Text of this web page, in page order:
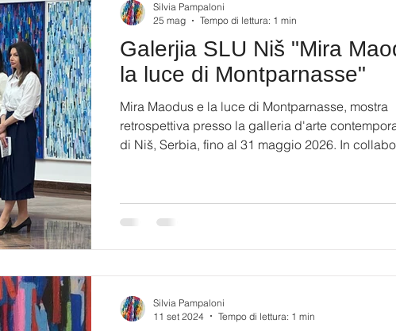
Galerjia SLU Niš "Mira
la luce di Montparnasse"
Mira Maodus e la luce di Montparnasse, mostra
retrospettiva presso la galleria d'arte
di Niš, Serbia, fino al 31 maggio 2026. In
Silvia Pampaloni
25 mag
Tempo di lettura: 1 min
Silvia Pampaloni
11 set 2024
Tempo di lettura: 1 min